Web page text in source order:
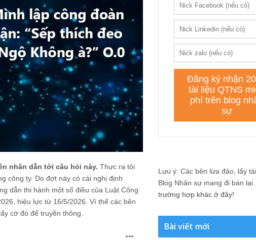
nhân dẫn tới câu hỏi này. Thực ra tôi
công ty. Do đợt này có cái nghị định
dẫn thi hành một số điều của Luật Công
hiệu lực từ 16/5/2026. Vì thế các bên
cớ đó để truyền thông.
Lưu ý: Các bên lừa đảo, lấy
Blog Nhân sự mang đi bán lại
trường hợp khác ở đây!
Bài viết mới